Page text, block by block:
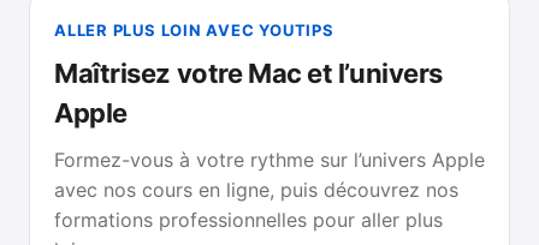
ALLER PLUS LOIN AVEC YOUTIPS
Maîtrisez votre Mac et l’univers
Apple
Formez-vous à votre rythme sur l’univers Apple
avec nos cours en ligne, puis découvrez nos
formations professionnelles pour aller plus